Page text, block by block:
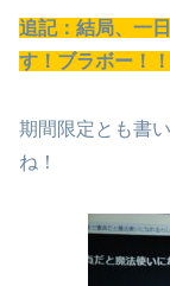
追記：結局、一
す！ブラボー！！
期間限定とも書
ね！